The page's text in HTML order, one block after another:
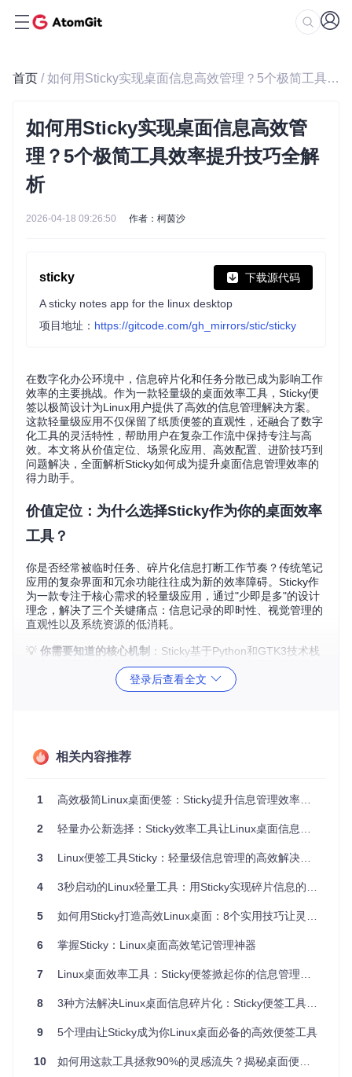
首页 / 如何用Sticky实现桌面信息高效管理？5个极简工具效率提升技巧全解析
如何用Sticky实现桌面信息高效管
理？5个极简工具效率提升技巧全解
析
2026-04-18 09:26:50 作者：柯茵沙
sticky 下载源代码
A sticky notes app for the linux desktop
项目地址： https://gitcode.com/gh_mirrors/stic/sticky
在数字化办公环境中，信息碎片化和任务分散已成为影响工作
效率的主要挑战。作为一款轻量级的桌面效率工具，Sticky便
签以极简设计为Linux用户提供了高效的信息管理解决方案。
这款轻量级应用不仅保留了纸质便签的直观性，还融合了数字
化工具的灵活特性，帮助用户在复杂工作流中保持专注与高
效。本文将从价值定位、场景化应用、高效配置、进阶技巧到
问题解决，全面解析Sticky如何成为提升桌面信息管理效率的
得力助手。
价值定位：为什么选择Sticky作为你的桌面效率
工具？
你是否经常被临时任务、碎片化信息打断工作节奏？传统笔记
应用的复杂界面和冗余功能往往成为新的效率障碍。Sticky作
为一款专注于核心需求的轻量级应用，通过"少即是多"的设计
理念，解决了三个关键痛点：信息记录的即时性、视觉管理的
直观性以及系统资源的低消耗。
💡 你需要知道的核心机制 ：Sticky基于Python和GTK3技术栈
构建，采用轻量级架构设计，在提供完整功能的同时保持极低
的系统资源占用。其核心优势在于将复杂的信息管理需求简化
为直观的视觉化操作，让用户能够快速捕获、分类和访问重要
题？
不同用户群体如何利用Sticky提升工作效率？让我们通过具体
程序员的代码片段管理方案
面对多种编程语言和框架的切换，如何快速记录和检索代码片
颜色——例如用蓝色记录Python代码、红色标记JavaScript片
感不会因意外关闭而丢失，让编程思路保持连贯。
学生的学习笔记系统
在课堂听讲或文献阅读时，如何高效捕捉关键知识点？Sticky
的轻量化设计允许你快速创建多个便签，分别记录核心概念、
疑问点和延伸思考。通过拖放排列实现知识结构可视化，比传
统笔记软件更适合思维的自由组织。
职场人士的任务管理看板
如何在繁杂工作中保持清晰的任务视图？将每日待办事项、会
登录后查看全文
相关内容推荐
1 高效极简Linux桌面便签：Sticky提升信息管理效率全指南
2 轻量办公新选择：Sticky效率工具让Linux桌面信息管理提速300%
3 Linux便签工具Sticky：轻量级信息管理的高效解决方案
4 3秒启动的Linux轻量工具：用Sticky实现碎片信息的高效管理
5 如何用Sticky打造高效Linux桌面：8个实用技巧让灵感不再溜走！
6 掌握Sticky：Linux桌面高效笔记管理神器
7 Linux桌面效率工具：Sticky便签掀起你的信息管理效率革命
8 3种方法解决Linux桌面信息碎片化：Sticky便签工具全攻略
9 5个理由让Sticky成为你Linux桌面必备的高效便签工具
10 如何用这款工具拯救90%的灵感流失？揭秘桌面便签新物种